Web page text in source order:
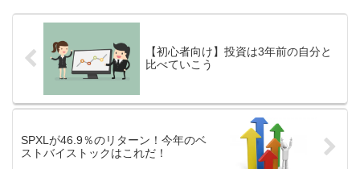
【初心者向け】投資は3年前の自分と
比べていこう
SPXLが46.9％のリターン！今年のベ
ストバイストックはこれだ！